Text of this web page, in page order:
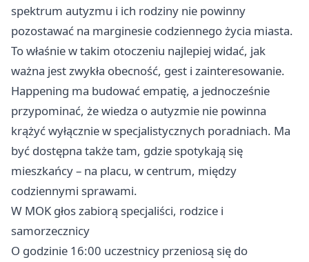
spektrum autyzmu i ich rodziny nie powinny
pozostawać na marginesie codziennego życia miasta.
To właśnie w takim otoczeniu najlepiej widać, jak
ważna jest zwykła obecność, gest i zainteresowanie.
Happening ma budować empatię, a jednocześnie
przypominać, że wiedza o autyzmie nie powinna
krążyć wyłącznie w specjalistycznych poradniach. Ma
być dostępna także tam, gdzie spotykają się
mieszkańcy – na placu, w centrum, między
codziennymi sprawami.
W MOK głos zabiorą specjaliści, rodzice i
samorzecznicy
O godzinie 16:00 uczestnicy przeniosą się do